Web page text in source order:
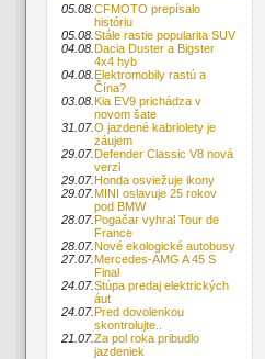
05.08.CFMOTO prepísalo
históriu
05.08.Stále rastie popularita SUV
04.08.Dacia Duster a Bigster
4x4 hyb
04.08.Elektromobily rastú a
Čína?
03.08.Kia EV9 prichádza v
novom šate
31.07.O jazdené kabriolety je
záujem
29.07.Defender Classic V8 nová
verzi
29.07.Honda osviežuje ikony
29.07.MINI oslavuje 25 rokov
pod BMW
28.07.Pogačar vyhral Tour de
France
28.07.Nové ekologické autobusy
27.07.Mercedes-AMG A 45 S
Final
24.07.Stúpa predaj elektrických
áut
24.07.Pred dovolenkou
skontrolujte..
21.07.Za pol roka pribudlo
jazdeniek